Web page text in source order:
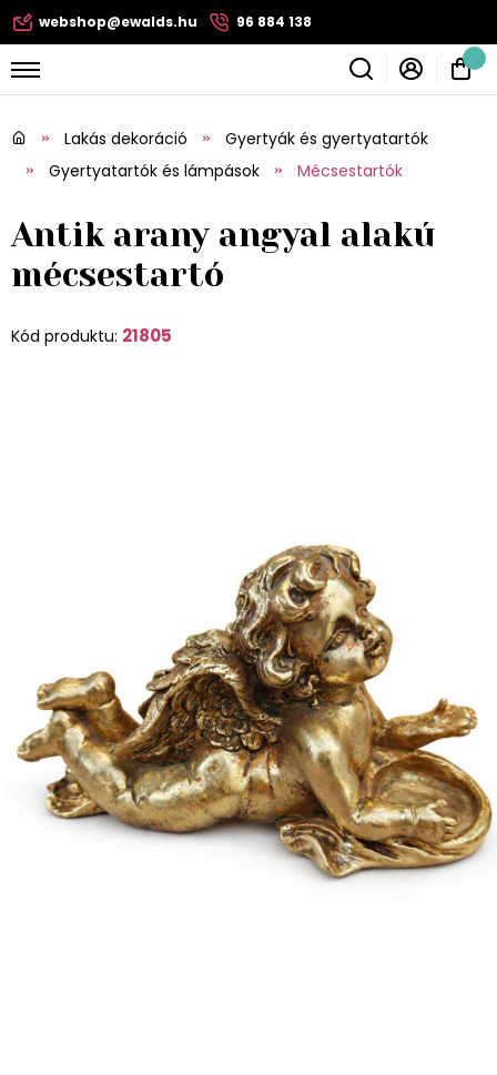
webshop@ewalds.hu 96 884 138
Lakás dekoráció
Gyertyák és gyertyatartók
Gyertyatartók és lámpások
Mécsestartók
Antik arany angyal alakú
mécsestartó
Kód produktu: 21805